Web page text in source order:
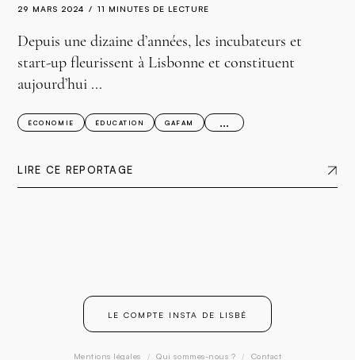
29 MARS 2024 11 MINUTES DE LECTURE
Depuis une dizaine d’années, les incubateurs et
start-up fleurissent à Lisbonne et constituent
aujourd’hui ...
ÉCONOMIE ÉDUCATION GAFAM ...
LIRE CE REPORTAGE
LE COMPTE INSTA DE LISBÉ
Mentions légales / Qui sommes-nous ? / Contact